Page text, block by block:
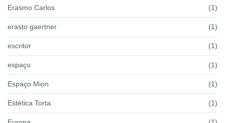
Erasmo Carlos (1)
erasto gaertner (1)
escritor (1)
espaço (1)
Espaço Mion (1)
Estética Torta (1)